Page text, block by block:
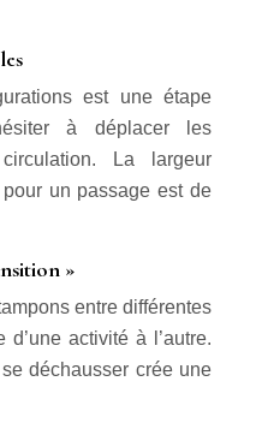
est une étape
à déplacer les
La largeur
un passage est de
»
entre différentes
activité à l’autre.
déchausser crée une